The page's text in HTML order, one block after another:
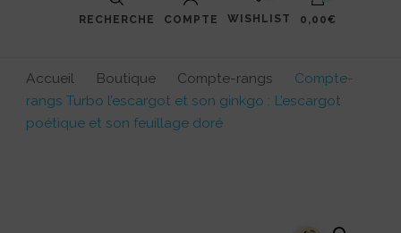
RECHERCHE COMPTE WISHLIST 0,00€
Accueil Boutique Compte-rangs
Compte-
rangs Turbo l’escargot et son ginkgo : L’escargot
poétique et son feuillage doré